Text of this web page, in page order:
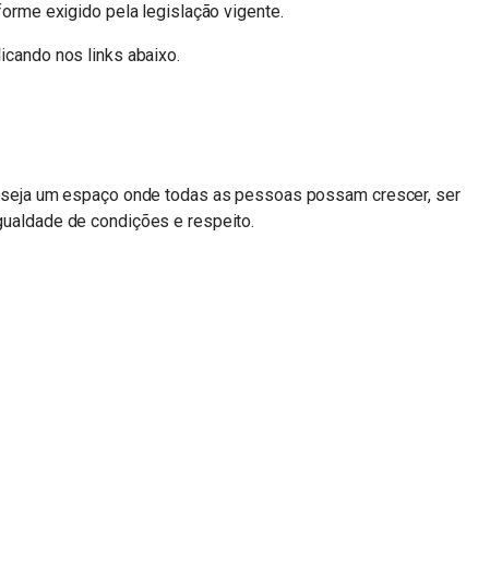
exigido pela legislação vigente.
nos links abaixo.
um espaço onde todas as pessoas possam crescer, ser
de condições e respeito.